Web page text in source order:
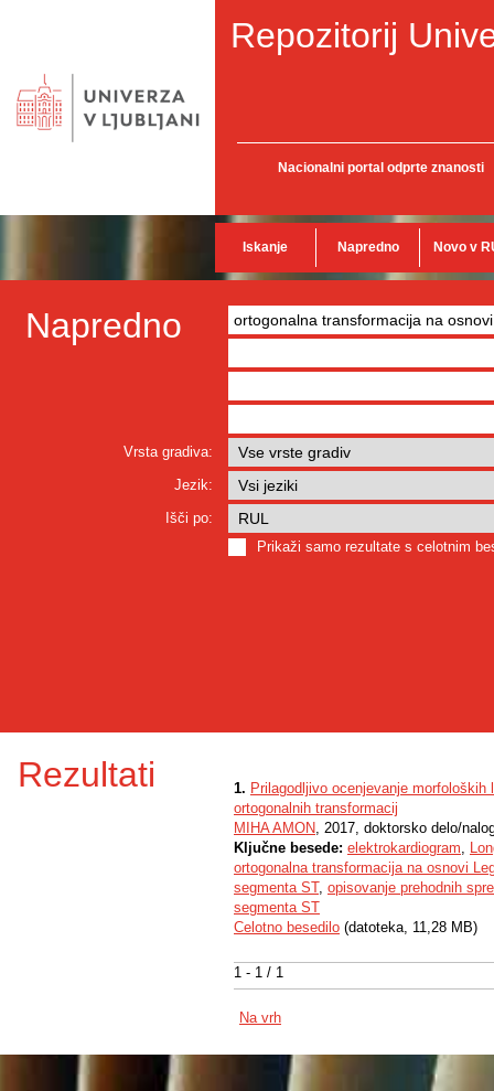
Repozitorij
Nacionalni portal odprte znanosti
Iskanje Napredno Novo v
Napredno
Vrsta gradiva:
Jezik:
Išči po:
Prikaži samo rezultate s celotnim
Rezultati
1 - 1 / 1
1. Prilagodljivo ocenjevanje
ortogonalnih transformacij
MIHA AMON, 2017, doktorsko delo/
Ključne besede: elektrokardiogram,
ortogonalna transformacija na osnovi
segmenta ST, opisovanje prehodnih
segmenta ST
Celotno besedilo (datoteka, 11,28 MB)
Na vrh